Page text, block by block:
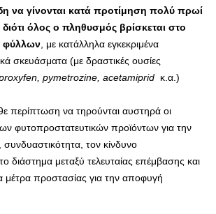
να γίνονται κατά προτίμηση πολύ πρωί
όλος ο πληθυσμός βρίσκεται στο
φύλλων , με κατάλληλα εγκεκριμένα
σκευάσματα (με δραστικές ουσίες
pymetrozine acetamiprid κ.α.)
περίπτωση να τηρούνται αυστηρά οι
φυτοπροστατευτικών προϊόντων για την
τον κίνδυνο
διάστημα μεταξύ τελευταίας επέμβασης και
μέτρα προστασίας για την αποφυγή